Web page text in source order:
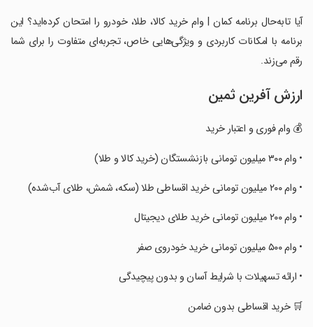
آیا تابه‌حال برنامه ‏کمان | وام خرید کالا، طلا، خودرو را امتحان کرده‌اید؟ این
برنامه با امکانات کاربردی و ویژگی‌هایی خاص، تجربه‌ای متفاوت را برای شما
رقم می‌زند.
ارزش آفرین ثمین
‏💰 وام فوری و اعتبار خرید
‏• وام ۳۰۰ میلیون تومانی بازنشستگان (خرید کالا و طلا)
‏• وام ۲۰۰ میلیون تومانی خرید اقساطی طلا (سکه، شمش، طلای آب‌شده)
‏• وام ۲۰۰ میلیون تومانی خرید طلای دیجیتال
‏• وام ۵۰۰ میلیون تومانی خرید خودروی صفر
‏• ارائه تسهیلات با شرایط آسان و بدون پیچیدگی
‏🛒 خرید اقساطی بدون ضامن